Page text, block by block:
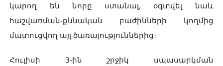
կարող են նորը ստանալ, օգտվել նաև
հաշվառման-քննական բաժինների կողմից
մատուցվող այլ ծառայություններից։
Հուլիսի 3-ին շրջիկ սպասարկման